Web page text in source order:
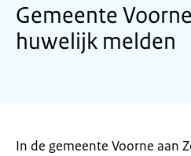
Gemeente
huwelijk melden
In de gemeente Voorne aan